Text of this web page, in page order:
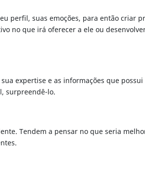
perfil, suas emoções, para então criar
no que irá oferecer a ele ou
expertise e as informações que
surpreendê-lo.
Tendem a pensar no que seria